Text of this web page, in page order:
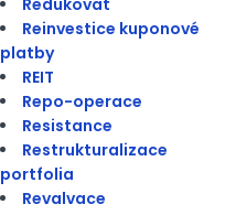
Reinvestice kuponové
platby
REIT
Repo-operace
Resistance
Restrukturalizace
portfolia
Revalvace